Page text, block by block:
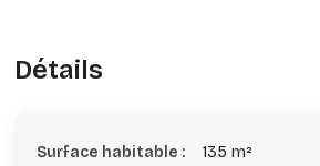
Détails
Surface habitable :
135 m²